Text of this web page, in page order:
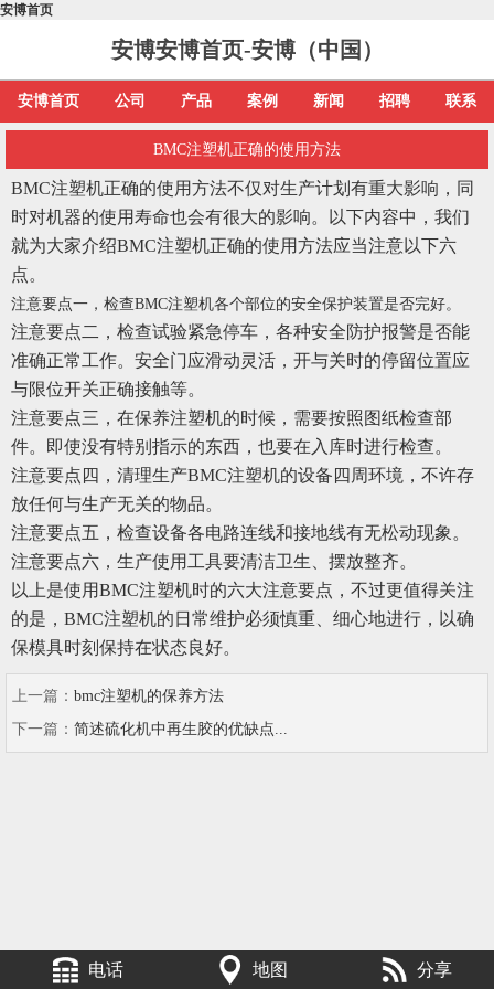
安博首页
安博安博首页-安博（中国）
安博首页 公司 产品 案例 新闻 招聘 联系
BMC注塑机正确的使用方法
BMC注塑机正确的使用方法不仅对生产计划有重大影响，同
时对机器的使用寿命也会有很大的影响。以下内容中，我们
就为大家介绍BMC注塑机正确的使用方法应当注意以下六
点。
注意要点一，检查BMC注塑机各个部位的安全保护装置是否完好。
注意要点二，检查试验紧急停车，各种安全防护报警是否能
准确正常工作。安全门应滑动灵活，开与关时的停留位置应
与限位开关正确接触等。
注意要点三，在保养注塑机的时候，需要按照图纸检查部
件。即使没有特别指示的东西，也要在入库时进行检查。
注意要点四，清理生产BMC注塑机的设备四周环境，不许存
放任何与生产无关的物品。
注意要点五，检查设备各电路连线和接地线有无松动现象。
注意要点六，生产使用工具要清洁卫生、摆放整齐。
以上是使用BMC注塑机时的六大注意要点，不过更值得关注
的是，BMC注塑机的日常维护必须慎重、细心地进行，以确
保模具时刻保持在状态良好。
上一篇： bmc注塑机的保养方法
下一篇： 简述硫化机中再生胶的优缺点...
电话 地图 分享